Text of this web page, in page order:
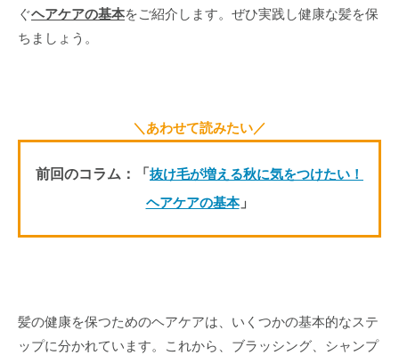
ぐヘアケアの基本をご紹介します。ぜひ実践し健康な髪を保
ちましょう。
＼あわせて読みたい／
前回のコラム：「 抜け毛が増える秋に気をつけたい！
ヘアケアの基本」
髪の健康を保つためのヘアケアは、いくつかの基本的なステ
ップに分かれています。これから、ブラッシング、シャンプ